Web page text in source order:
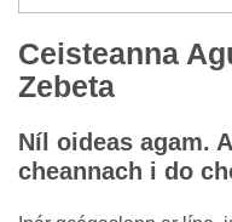
Ceisteanna
Zebeta
Níl oideas agam.
cheannach i do